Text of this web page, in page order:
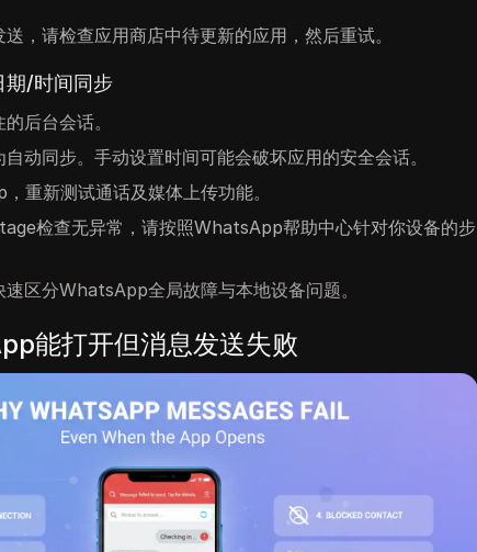
，请检查应用商店中待更新的应用，然后重试。
期/时间同步
后台会话。
动同步。手动设置时间可能会破坏应用的安全会话。
重新测试通话及媒体上传功能。
检查无异常，请按照WhatsApp帮助中心针对你设备的步
区分WhatsApp全局故障与本地设备问题。
能打开但消息发送失败